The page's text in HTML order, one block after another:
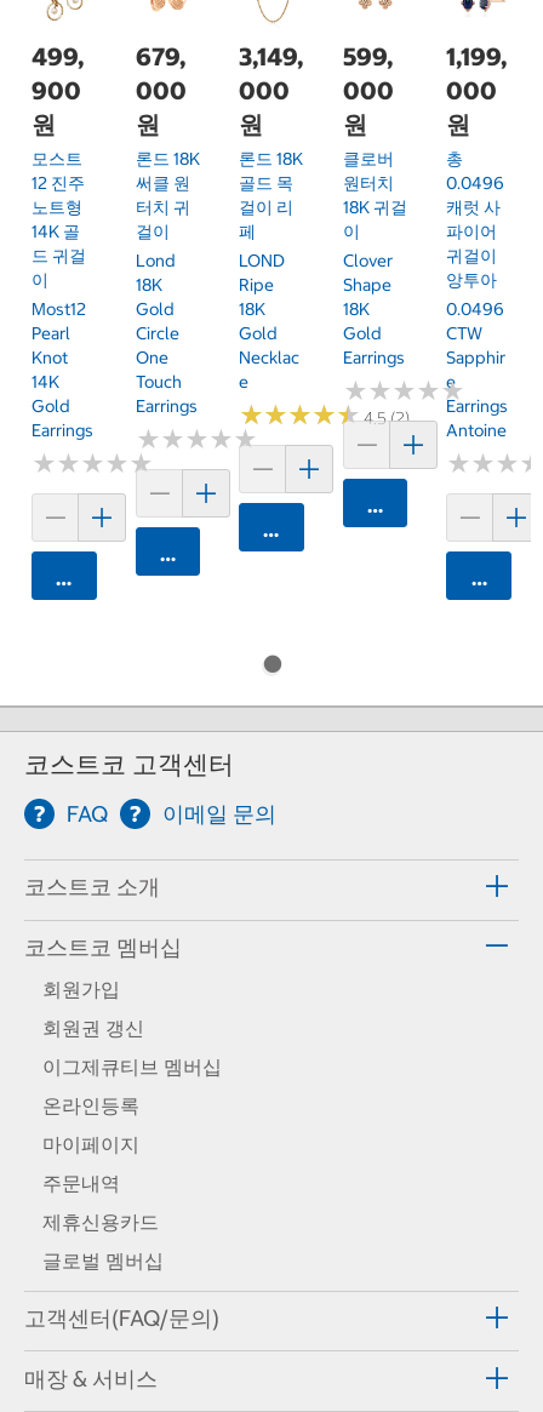
499,
900
원
모스트
12 진주
노트형
14K 골
드 귀걸
이
Most12
Pearl
Knot
14K
Gold
Earrings
★★★★★
★★★★★
카트에 담기
679,
000
원
론드 18K
써클 원
터치 귀
걸이
Lond
18K
Gold
Circle
One
Touch
Earrings
★★★★★
★★★★★
카트에 담기
3,149,
000
원
론드 18K
골드 목
걸이 리
페
LOND
Ripe
18K
Gold
Necklac
E
★★★★★
★★★★★4.5 (2)
카트에 담기
599,
000
원
클로버
원터치
18K 귀걸
이
Clover
Shape
18K
Gold
Earrings
★★★★★
★★★★★
카트에 담기
1,199,
000
원
총
0.0496
캐럿 사
파이어
귀걸이
앙투아
0.0496
CTW
Sapphir
E
Earrings
Antoine
★★★
★★★
카트에
코스트코 고객센터
FAQ 이메일 문의
코스트코 소개
코스트코 멤버십
회원가입
회원권 갱신
이그제큐티브 멤버십
온라인등록
마이페이지
주문내역
제휴신용카드
글로벌 멤버십
고객센터(FAQ/문의)
매장 & 서비스